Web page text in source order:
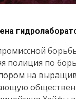
полиция по
на